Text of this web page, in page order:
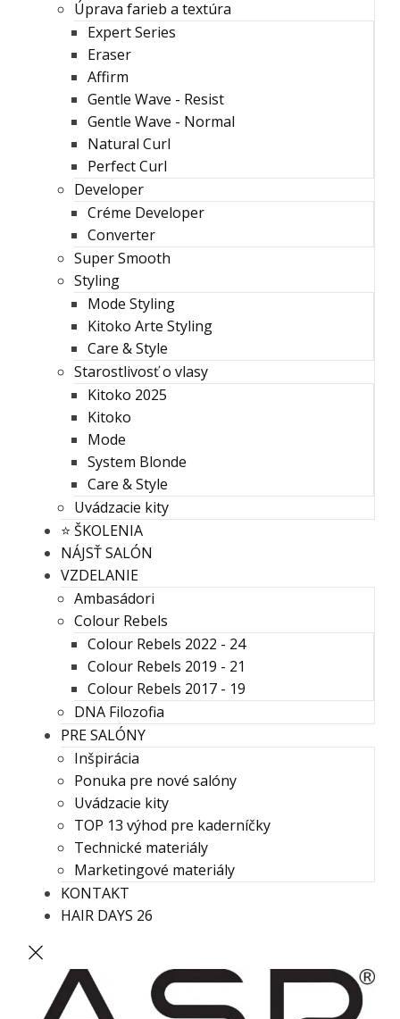
Úprava farieb a textúra
Expert Series
Eraser
Affirm
Gentle Wave - Resist
Gentle Wave - Normal
Natural Curl
Perfect Curl
Developer
Créme Developer
Converter
Super Smooth
Styling
Mode Styling
Kitoko Arte Styling
Care & Style
Starostlivosť o vlasy
Kitoko 2025
Kitoko
Mode
System Blonde
Care & Style
Uvádzacie kity
⭐️ ŠKOLENIA
NÁJSŤ SALÓN
VZDELANIE
Ambasádori
Colour Rebels
Colour Rebels 2022 - 24
Colour Rebels 2019 - 21
Colour Rebels 2017 - 19
DNA Filozofia
PRE SALÓNY
Inšpirácia
Ponuka pre nové salóny
Uvádzacie kity
TOP 13 výhod pre kaderníčky
Technické materiály
Marketingové materiály
KONTAKT
HAIR DAYS 26